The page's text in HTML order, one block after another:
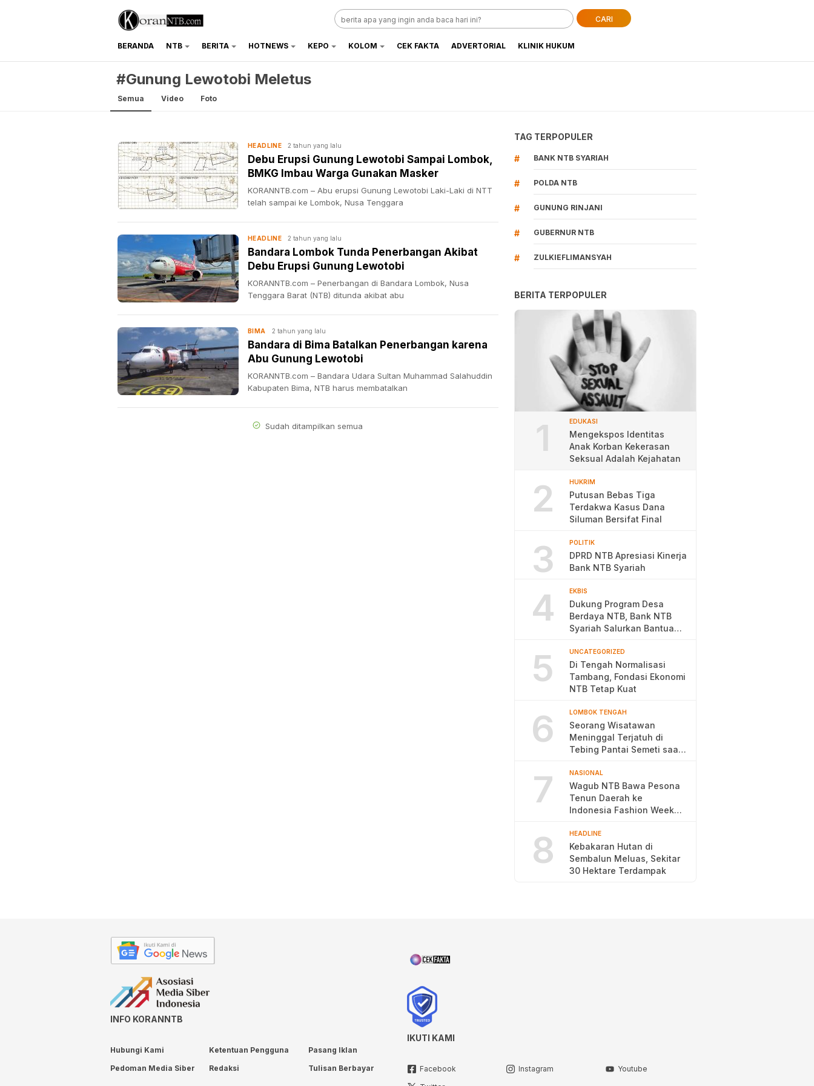
koranntb.com
CARI
BERANDA NTB BERITA HOTNEWS KEPO KOLOM CEK FAKTA ADVERTORIAL KLINIK HUKUM
#Gunung Lewotobi Meletus
Semua Video Foto
HEADLINE 2 tahun yang lalu
Debu Erupsi Gunung Lewotobi Sampai Lombok,
BMKG Imbau Warga Gunakan Masker
KORANNTB.com – Abu erupsi Gunung Lewotobi Laki-Laki di NTT
telah sampai ke Lombok, Nusa Tenggara
HEADLINE 2 tahun yang lalu
Bandara Lombok Tunda Penerbangan Akibat
Debu Erupsi Gunung Lewotobi
KORANNTB.com – Penerbangan di Bandara Lombok, Nusa
Tenggara Barat (NTB) ditunda akibat abu
BIMA 2 tahun yang lalu
Bandara di Bima Batalkan Penerbangan karena
Abu Gunung Lewotobi
KORANNTB.com – Bandara Udara Sultan Muhammad Salahuddin
Kabupaten Bima, NTB harus membatalkan
Sudah ditampilkan semua
TAG TERPOPULER
# BANK NTB SYARIAH
# POLDA NTB
# GUNUNG RINJANI
# GUBERNUR NTB
# ZULKIEFLIMANSYAH
BERITA TERPOPULER
1 EDUKASI
Mengekspos Identitas
Anak Korban Kekerasan
Seksual Adalah Kejahatan
2 HUKRIM
Putusan Bebas Tiga
Terdakwa Kasus Dana
Siluman Bersifat Final
3 POLITIK
DPRD NTB Apresiasi Kinerja
Bank NTB Syariah
4 EKBIS
Dukung Program Desa
Berdaya NTB, Bank NTB
Syariah Salurkan Bantuan
5 UNCATEGORIZED
Di Tengah Normalisasi
Tambang, Fondasi Ekonomi
NTB Tetap Kuat
6 LOMBOK TENGAH
Seorang Wisatawan
Meninggal Terjatuh di
Tebing Pantai Semeti saat
7 NASIONAL
Wagub NTB Bawa Pesona
Tenun Daerah ke
Indonesia Fashion Week
8 HEADLINE
Kebakaran Hutan di
Sembalun Meluas, Sekitar
30 Hektare Terdampak
INFO KORANNTB
Hubungi Kami Ketentuan Pengguna
Pasang Iklan
Pedoman Media Siber
Redaksi Tulisan Berbayar
IKUTI KAMI
Facebook Instagram
Youtube